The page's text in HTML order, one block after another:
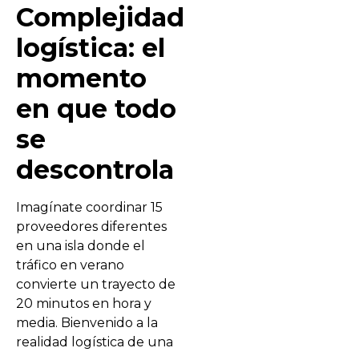
Complejidad
logística: el
momento
en que todo
se
descontrola
Imagínate coordinar 15
proveedores diferentes
en una isla donde el
tráfico en verano
convierte un trayecto de
20 minutos en hora y
media. Bienvenido a la
realidad logística de una